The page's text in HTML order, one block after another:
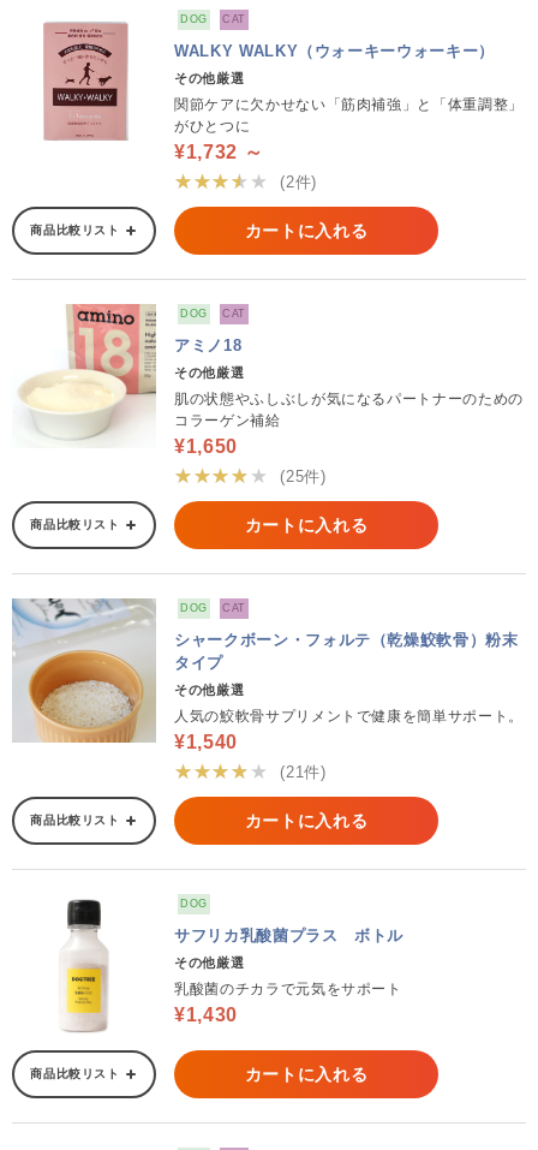
DOG CAT
WALKY WALKY（ウォーキーウォーキー）
その他厳選
関節ケアに欠かせない「筋肉補強」と「体重調整」
がひとつに
¥1,732 ～
★★★★★
(2件)
商品比較リスト カートに入れる
DOG CAT
アミノ18
その他厳選
肌の状態やふしぶしが気になるパートナーのための
コラーゲン補給
¥1,650
★★★★★
(25件)
商品比較リスト カートに入れる
DOG CAT
シャークボーン・フォルテ（乾燥鮫軟骨）粉末
タイプ
その他厳選
人気の鮫軟骨サプリメントで健康を簡単サポート。
¥1,540
★★★★★
(21件)
商品比較リスト カートに入れる
DOG
サフリカ乳酸菌プラス ボトル
その他厳選
乳酸菌のチカラで元気をサポート
¥1,430
商品比較リスト カートに入れる